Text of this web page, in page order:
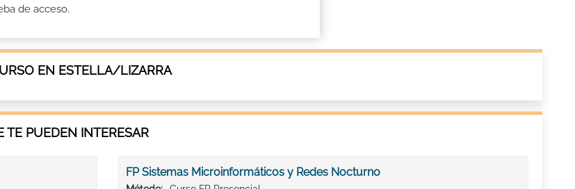
de acceso.
EN ESTELLA/LIZARRA
TE PUEDEN INTERESAR
FP Sistemas Microinformáticos y Redes Nocturno